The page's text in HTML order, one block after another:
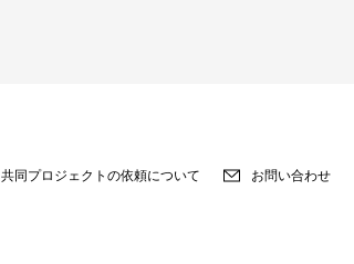
共同プロジェクトの依頼について
お問い合わせ